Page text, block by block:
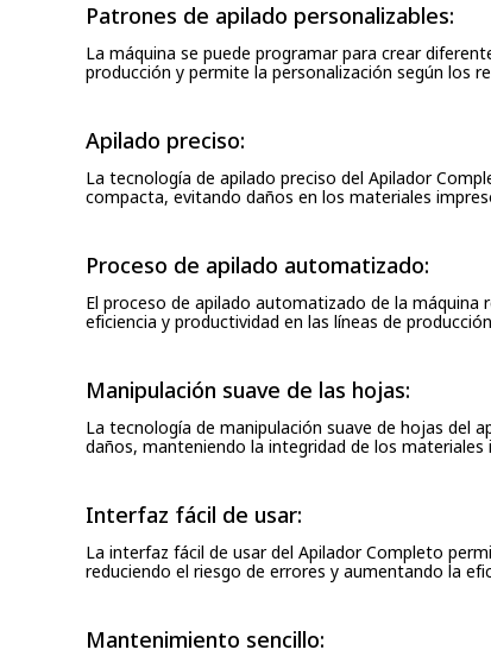
Patrones de apilado personalizables:
La máquina se puede programar para crear
producción y permite la personalización según los
Apilado preciso:
La tecnología de apilado preciso del Apilador
compacta, evitando daños en los materiales
Proceso de apilado automatizado:
El proceso de apilado automatizado de la máquina
eficiencia y productividad en las líneas de
Manipulación suave de las hojas:
La tecnología de manipulación suave de hojas del
daños, manteniendo la integridad de los materiales
Interfaz fácil de usar:
La interfaz fácil de usar del Apilador Completo
reduciendo el riesgo de errores y aumentando la
Mantenimiento sencillo: